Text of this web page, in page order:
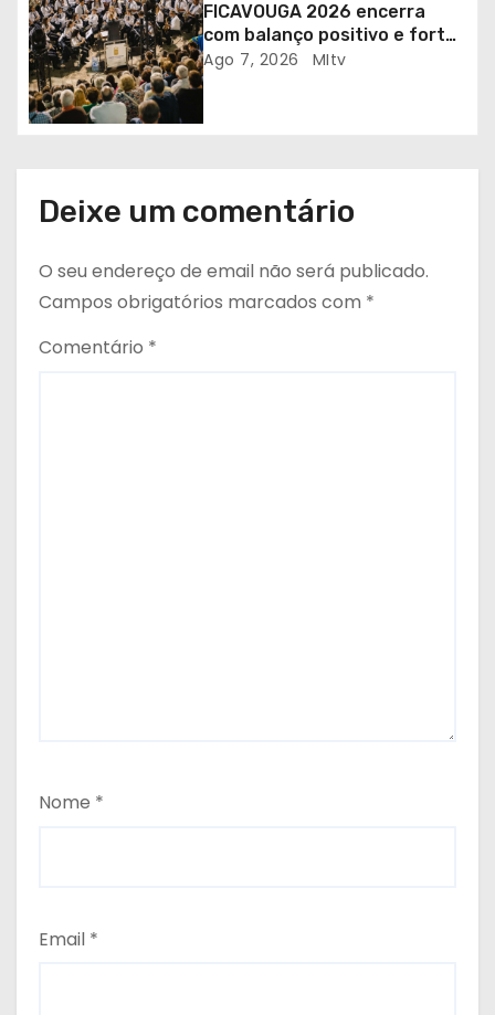
o
s
FICAVOUGA 2026 encerra
com balanço positivo e forte
adesão da comunidade
Ago 7, 2026 MItv
Deixe um comentário
O seu endereço de email não será publicado.
Campos obrigatórios marcados com *
Comentário *
Nome *
Email *